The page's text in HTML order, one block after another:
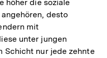
höher die soziale
desto
mit
unter jungen
Schicht nur jede zehnte